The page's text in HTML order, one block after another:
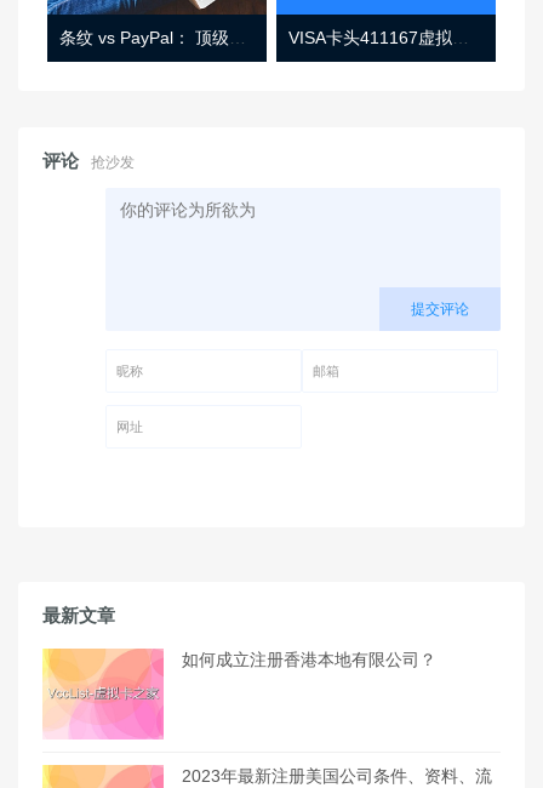
条纹 vs PayPal： 顶级功能， 定价 （和更多！ VISA卡头411167虚拟卡基础信息
评论 抢沙发
提交评论
最新文章
如何成立注册香港本地有限公司？
2023年最新注册美国公司条件、资料、流